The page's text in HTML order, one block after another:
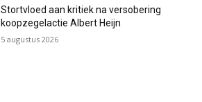
Stortvloed aan kritiek na versobering
koopzegelactie Albert Heijn
5 augustus 2026